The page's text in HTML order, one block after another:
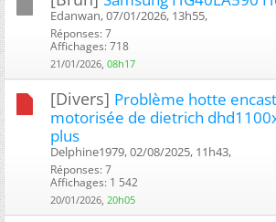
Edanwan, 07/01/2026, 13h55, ‎
Réponses: 7
Affichages: 718
21/01/2026, 08h17
[Divers] Problème hotte
motorisée de dietrich
plus
Delphine1979, 02/08/2025, 11h43, ‎
Réponses: 7
Affichages: 1 542
20/01/2026, 20h05